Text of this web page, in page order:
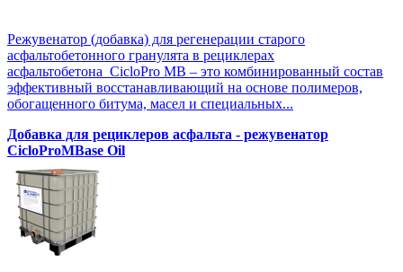
Режувенатор (добавка) для регенерации старого
асфальтобетонного гранулята в рециклерах
асфальтобетона CicloPro MB – это комбинированный состав
эффективный восстанавливающий на основе полимеров,
обогащенного битума, масел и специальных...
Добавка для рециклеров асфальта - режувенатор
CicloProMBase Oil